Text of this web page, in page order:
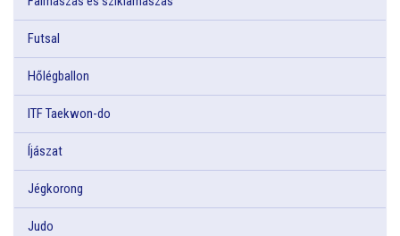
Futsal
Hőlégballon
ITF Taekwon-do
Íjászat
Jégkorong
Judo